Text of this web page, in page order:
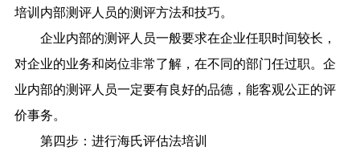
培训内部测评人员的测评方法和技巧。
企业内部的测评人员一般要求在企业任职时间较长，
对企业的业务和岗位非常了解，在不同的部门任过职。企
业内部的测评人员一定要有良好的品德，能客观公正的评
价事务。
第四步：进行海氏评估法培训